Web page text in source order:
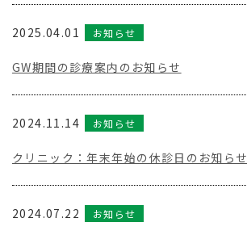
2025.04.01 お知らせ
GW期間の診療案内のお知らせ
2024.11.14 お知らせ
クリニック：年末年始の休診日のお知らせ
2024.07.22 お知らせ